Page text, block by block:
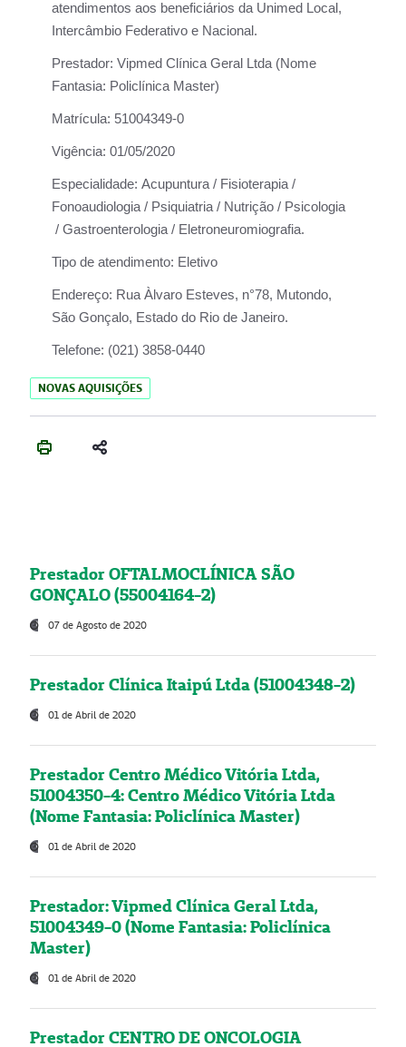
atendimentos aos beneficiários da Unimed Local,
Intercâmbio Federativo e Nacional.
Prestador: Vipmed Clínica Geral Ltda (Nome
Fantasia: Policlínica Master)
Matrícula: 51004349-0
Vigência: 01/05/2020
Especialidade: Acupuntura / Fisioterapia /
Fonoaudiologia / Psiquiatria / Nutrição / Psicologia
/ Gastroenterologia / Eletroneuromiografia.
Tipo de atendimento: Eletivo
Endereço: Rua Àlvaro Esteves, n°78, Mutondo,
São Gonçalo, Estado do Rio de Janeiro.
Telefone: (021) 3858-0440
NOVAS AQUISIÇÕES
Prestador OFTALMOCLÍNICA SÃO
GONÇALO (55004164-2)
07 de Agosto de 2020
Prestador Clínica Itaipú Ltda (51004348-2)
01 de Abril de 2020
Prestador Centro Médico Vitória Ltda,
51004350-4: Centro Médico Vitória Ltda
(Nome Fantasia: Policlínica Master)
01 de Abril de 2020
Prestador: Vipmed Clínica Geral Ltda,
51004349-0 (Nome Fantasia: Policlínica
Master)
01 de Abril de 2020
Prestador CENTRO DE ONCOLOGIA